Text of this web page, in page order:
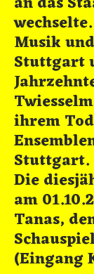
Musik
Stuttgart
ihrem
Stuttgart.
Die
am
Tanas,
(Eingang